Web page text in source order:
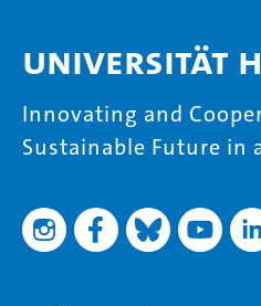
Universität
Innovating and
Sustainable Future in